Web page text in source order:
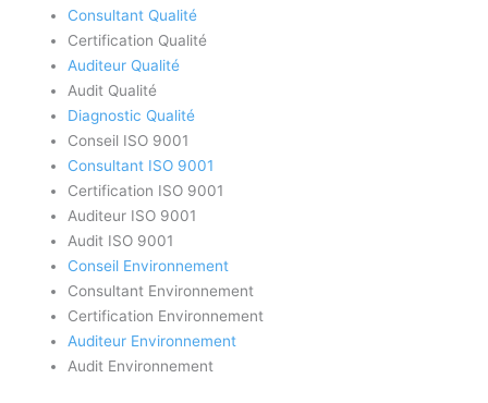
Consultant Qualité
Certification Qualité
Auditeur Qualité
Audit Qualité
Diagnostic Qualité
Conseil ISO 9001
Consultant ISO 9001
Certification ISO 9001
Auditeur ISO 9001
Audit ISO 9001
Conseil Environnement
Consultant Environnement
Certification Environnement
Auditeur Environnement
Audit Environnement